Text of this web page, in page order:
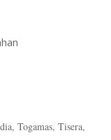
Togamas, Tisera,